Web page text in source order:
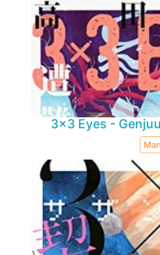
3x3 Eyes -